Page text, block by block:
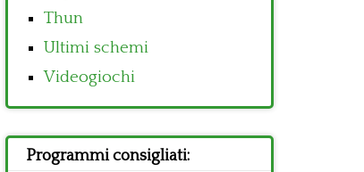
Thun
Ultimi schemi
Videogiochi
Programmi consigliati: